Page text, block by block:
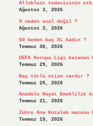
Alloblast tedavisinin
Ağustos 3, 2026
9 neden asal değil ?
Ağustos 3, 2026
60 beden kaç XL kadın ?
Temmuz 30, 2026
UEFA Avrupa Ligi
Temmuz 29, 2026
Kaç türlü otizm vardır ?
Temmuz 25, 2026
Anadolu Hayat Emeklilik
Temmuz 21, 2026
Zühre Ana Kozalak
Temmuz 19, 2026